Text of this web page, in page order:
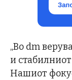
„Во dm
и
Нашиот